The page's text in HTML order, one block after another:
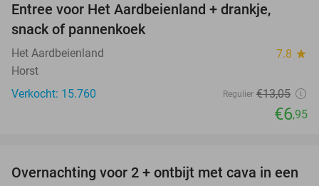
Entree voor Het Aardbeienland + drankje,
snack of pannenkoek
Het Aardbeienland 7.8 star
Horst
Verkocht: 15.760
Regulier €13,05
€6,95
48%
Overnachting voor 2 + ontbijt met cava in een